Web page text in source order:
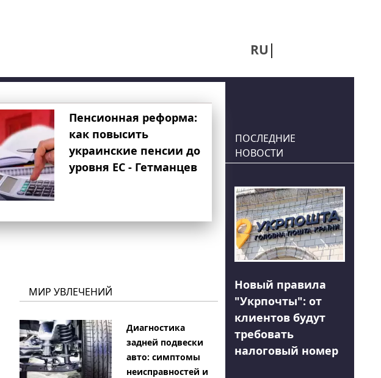
RU
Пенсионная реформа:
как повысить
украинские пенсии до
уровня ЕС - Гетманцев
МИР УВЛЕЧЕНИЙ
Диагностика
задней подвески
авто: симптомы
неисправностей и
ПОСЛЕДНИЕ
НОВОСТИ
Новый правила
"Укрпочты": от
клиентов будут
требовать
налоговый номер